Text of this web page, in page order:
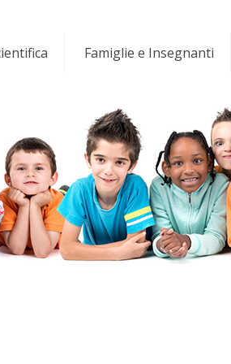
Famiglie e Insegnanti